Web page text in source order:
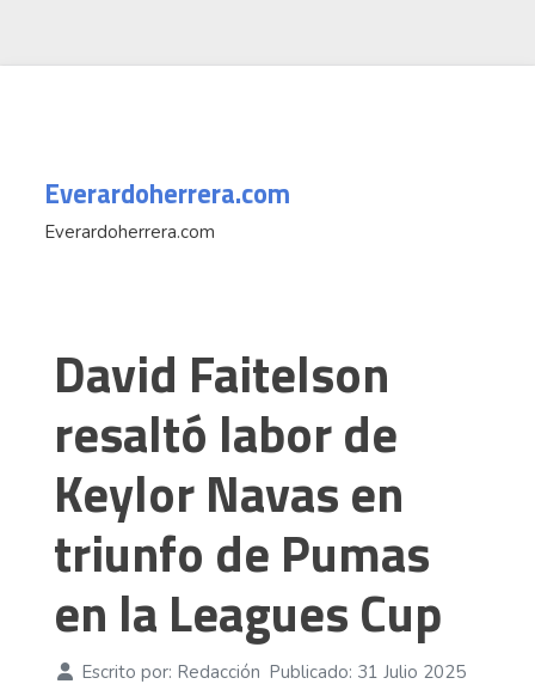
Everardoherrera.com
Everardoherrera.com
David Faitelson
resaltó labor de
Keylor Navas en
triunfo de Pumas
en la Leagues Cup
Escrito por: Redacción Publicado: 31 Julio 2025